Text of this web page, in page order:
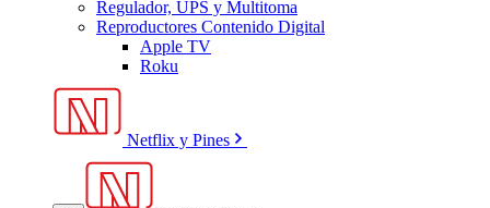
Regulador, UPS y Multitoma
Reproductores Contenido Digital
Apple TV
Roku
Netflix y Pines